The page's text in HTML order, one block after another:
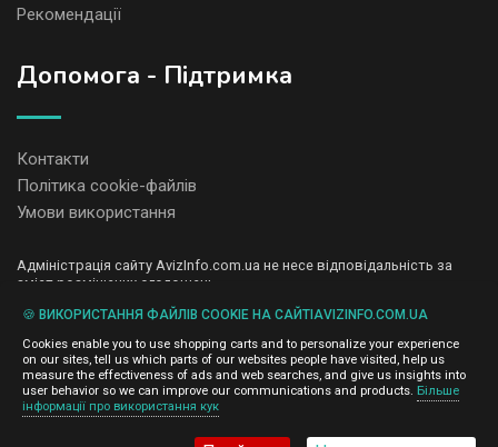
Рекомендації
Допомога - Підтримка
Контакти
Політика cookie-файлів
Умови використання
Адміністрація сайту AvizInfo.com.ua не несе відповідальність за
зміст розміщених оголошень.
і не продаємо особисту інформацію зареєстрованих користувачів
AvizInfo.com.ua третім особам. Ми не відповідаємо за правила
конфіденційності сайтів на які посилається AvizInfo.com.ua. На
деяких сторінках нашого сайту представлена реклама Google
Adsense Advertising Network. Щоб дізнатися детальніше про
правила конфіденційності Google
🍪 ВИКОРИСТАННЯ ФАЙЛІВ COOKIE НА САЙТІAVIZINFO.COM.UA
Cookies enable you to use shopping carts and to personalize your experience
on our sites, tell us which parts of our websites people have visited, help us
measure the effectiveness of ads and web searches, and give us insights into
user behavior so we can improve our communications and products. Більше
інформації про використання кук